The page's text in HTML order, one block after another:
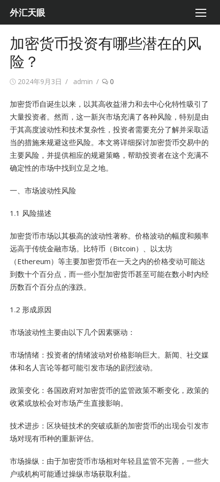
Skip
外汇天眼
加密货币投资有哪些潜在的风
险？
Posted
2024年9月3日 Author
admin 0
加密货币自诞生以来，以其高收益潜力和去中心化特性吸引了
大量投资者。然而，这一新兴市场充满了各种风险，特别是由
于其高度波动性和技术复杂性，投资者需要充分了解并采取适
当的措施来规避这些风险。本文将详细探讨加密货币交易中的
主要风险，并提供相应的规避策略，帮助投资者在这个充满不
确定性的市场中找到立足之地。
一、市场波动性风险
1.1 风险描述
加密货币市场以其极高的波动性著称。价格波动的幅度和频率
远高于传统金融市场。比特币（Bitcoin）、以太坊
（Ethereum）等主要加密货币在一天之内的价格变动可能达
到数十个百分点，而一些小型加密货币甚至可能在数小时内经
历数百个百分点的涨跌。
1.2 形成原因
市场波动性主要由以下几个因素驱动：
市场情绪：投资者的情绪波动对价格影响巨大。新闻、社交媒
体和名人言论等都可能引发市场的剧烈波动。
政策变化：各国政府对加密货币的监管政策不断变化，政策的
收紧或放松会对市场产生直接影响。
技术进步：区块链技术的突破或新的加密货币的出现会引发市
场对现有币种的重新评估。
市场操纵：由于加密货币市场相对年轻且监管不完善，一些大
户或机构可能通过操纵市场获取利益。